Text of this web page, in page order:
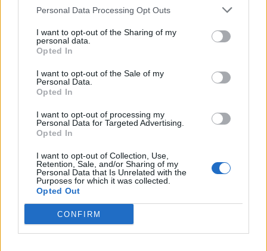
Personal Data Processing Opt Outs
I want to opt-out of the Sharing of my
personal data.
Opted In
I want to opt-out of the Sale of my
Personal Data.
Opted In
I want to opt-out of processing my
Personal Data for Targeted Advertising.
Opted In
I want to opt-out of Collection, Use,
Retention, Sale, and/or Sharing of my
Personal Data that Is Unrelated with the
Purposes for which it was collected.
Opted Out
CONFIRM
Nyní bude záležet na tom, zda se radnici podaří najít zájemce
diskuse o jiném využití objektu.
Komentáře
dražba